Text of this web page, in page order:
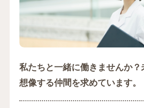
私たちと一緒に働きませんか？
想像する仲間を求めています。